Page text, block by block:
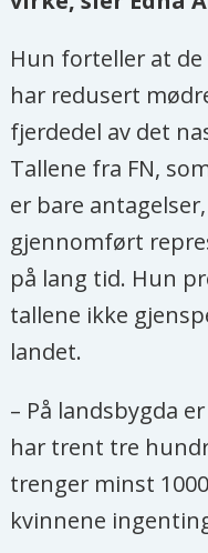
Hun forteller at de
har redusert
fjerdedel av det
Tallene fra FN,
er bare
gjennomført
på lang tid. Hun
tallene ikke
landet.
– På landsbygda
har trent tre
trenger minst
kvinnene